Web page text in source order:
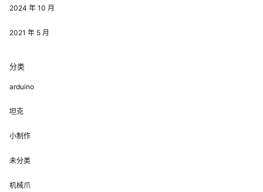
2024 年 10 月
2021 年 5 月
分类
arduino
坦克
小制作
未分类
机械爪